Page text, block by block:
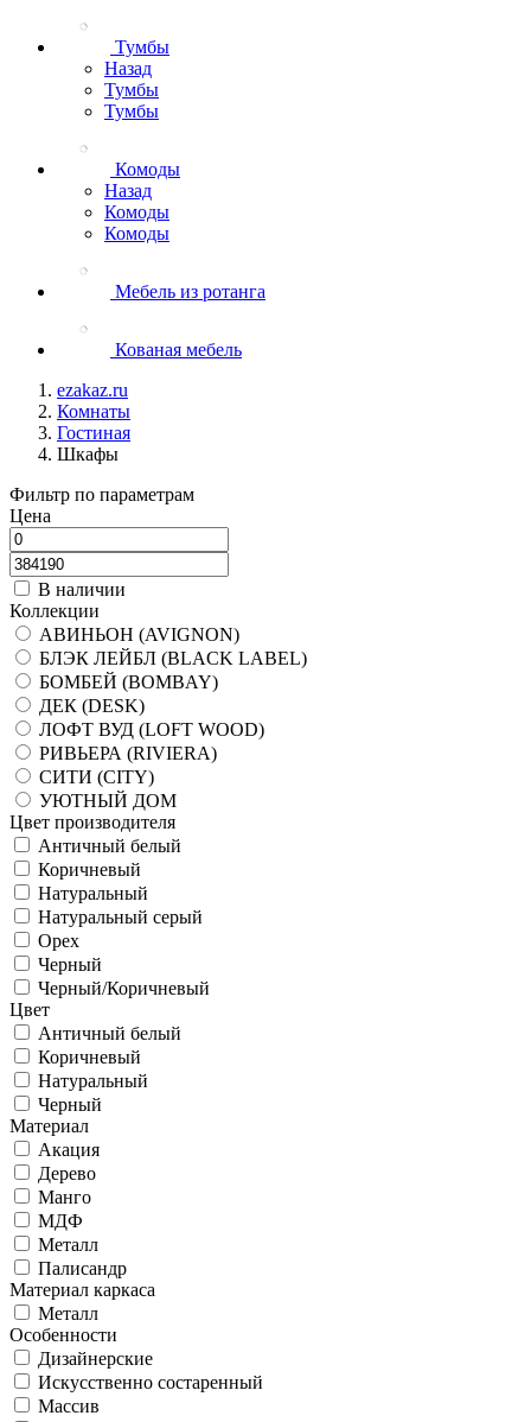
Тумбы
Назад
Тумбы
Тумбы
Комоды
Назад
Комоды
Комоды
Мебель из ротанга
Кованая мебель
ezakaz.ru
Комнаты
Гостиная
Шкафы
Фильтр по параметрам
Цена
В наличии
Коллекции
АВИНЬОН (AVIGNON)
БЛЭК ЛЕЙБЛ (BLACK LABEL)
БОМБЕЙ (BOMBAY)
ДЕК (DESK)
ЛОФТ ВУД (LOFT WOOD)
РИВЬЕРА (RIVIERA)
СИТИ (CITY)
УЮТНЫЙ ДОМ
Цвет производителя
Античный белый
Коричневый
Натуральный
Натуральный серый
Орех
Черный
Черный/Коричневый
Цвет
Античный белый
Коричневый
Натуральный
Черный
Материал
Акация
Дерево
Манго
МДФ
Металл
Палисандр
Материал каркаса
Металл
Особенности
Дизайнерские
Искусственно состаренный
Массив